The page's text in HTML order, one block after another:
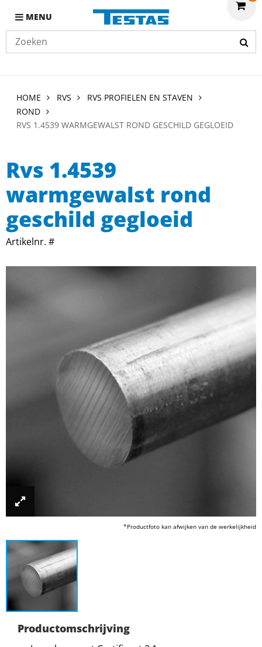
MENU
HOME RVS
RVS PROFIELEN EN STAVEN
ROND
RVS 1.4539 WARMGEWALST ROND GESCHILD GEGLOEID
Rvs 1.4539
warmgewalst rond
geschild gegloeid
Artikelnr. #
*Productfoto kan afwijken van de werkelijkheid
Productomschrijving